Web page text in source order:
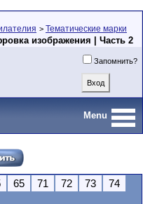
> Тематические марки
изображения | Часть 2
Запомнить?
Menu
65 71 72 73
74